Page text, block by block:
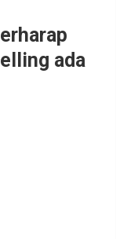
ada